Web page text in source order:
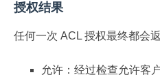
授权结果
任何一次 ACL 授权最终都会
允许：经过检查允许客